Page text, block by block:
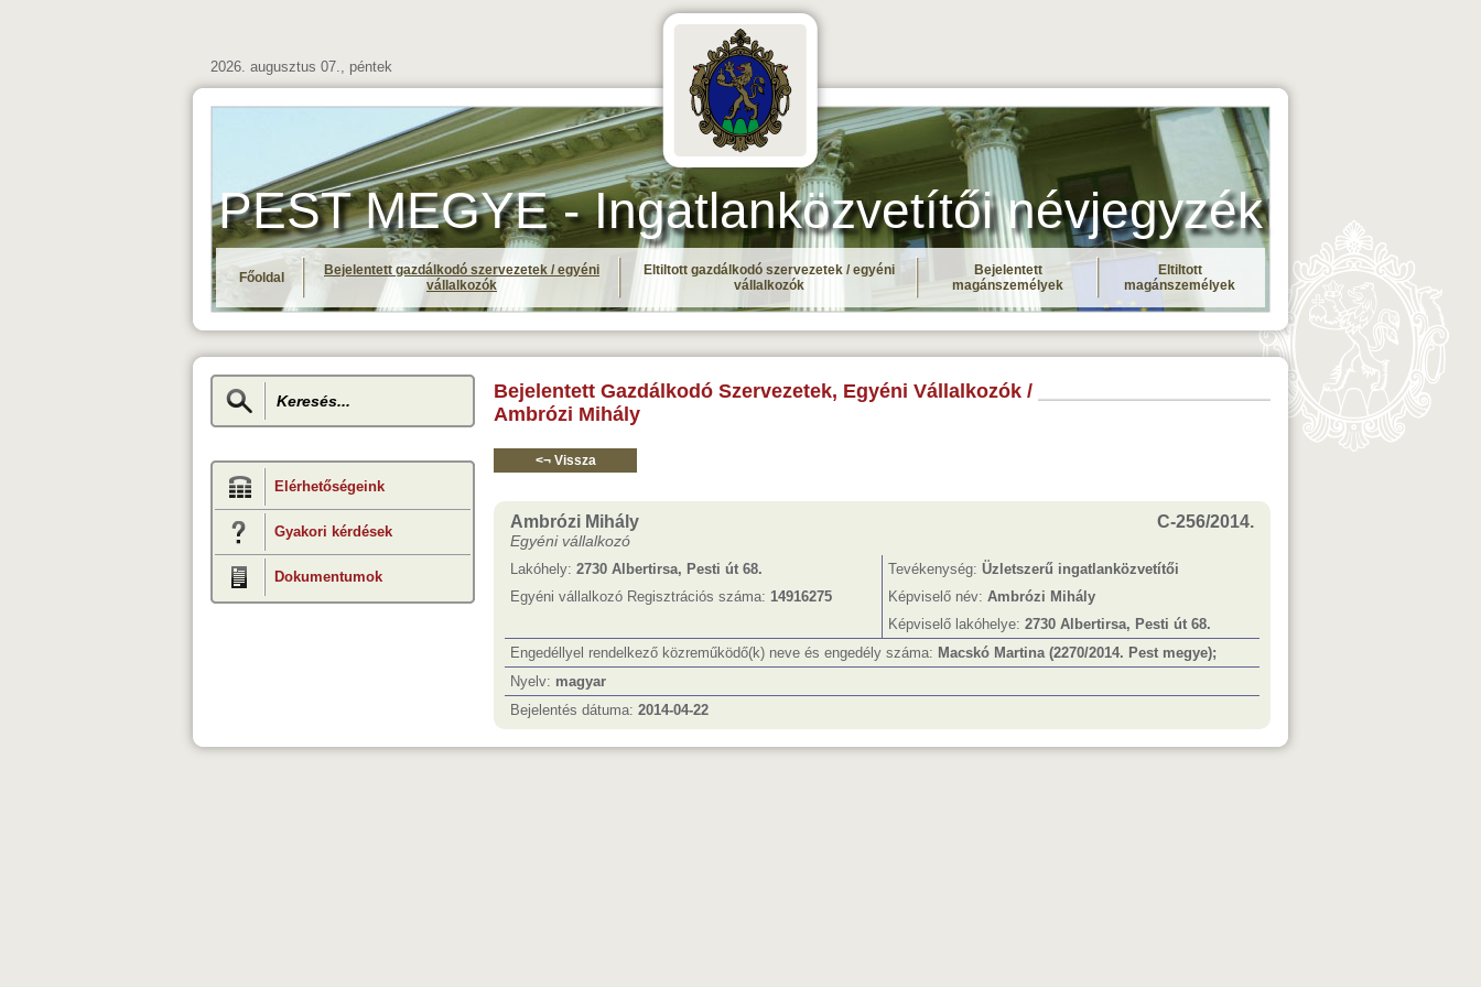
2026. augusztus 07., péntek
PEST MEGYE - Ingatlanközvetítői névjegyzék
Főoldal
Bejelentett gazdálkodó szervezetek / egyéni
vállalkozók
Eltiltott gazdálkodó szervezetek / egyéni
vállalkozók
Bejelentett
magánszemélyek
Eltiltott
magánszemélyek
Elérhetőségeink
Gyakori kérdések
Dokumentumok
Bejelentett Gazdálkodó Szervezetek, Egyéni Vállalkozók /
Ambrózi Mihály
<¬ Vissza
Ambrózi Mihály
Egyéni vállalkozó
C-256/2014.
Lakóhely: 2730 Albertirsa, Pesti út 68. Tevékenység: Üzletszerű ingatlanközvetítői
Egyéni vállalkozó Regisztrációs száma: 14916275 Képviselő név: Ambrózi Mihály
Képviselő lakóhelye: 2730 Albertirsa, Pesti út 68.
Engedéllyel rendelkező közreműködő(k) neve és engedély száma: Macskó Martina (2270/2014. Pest megye);
Nyelv: magyar
Bejelentés dátuma: 2014-04-22